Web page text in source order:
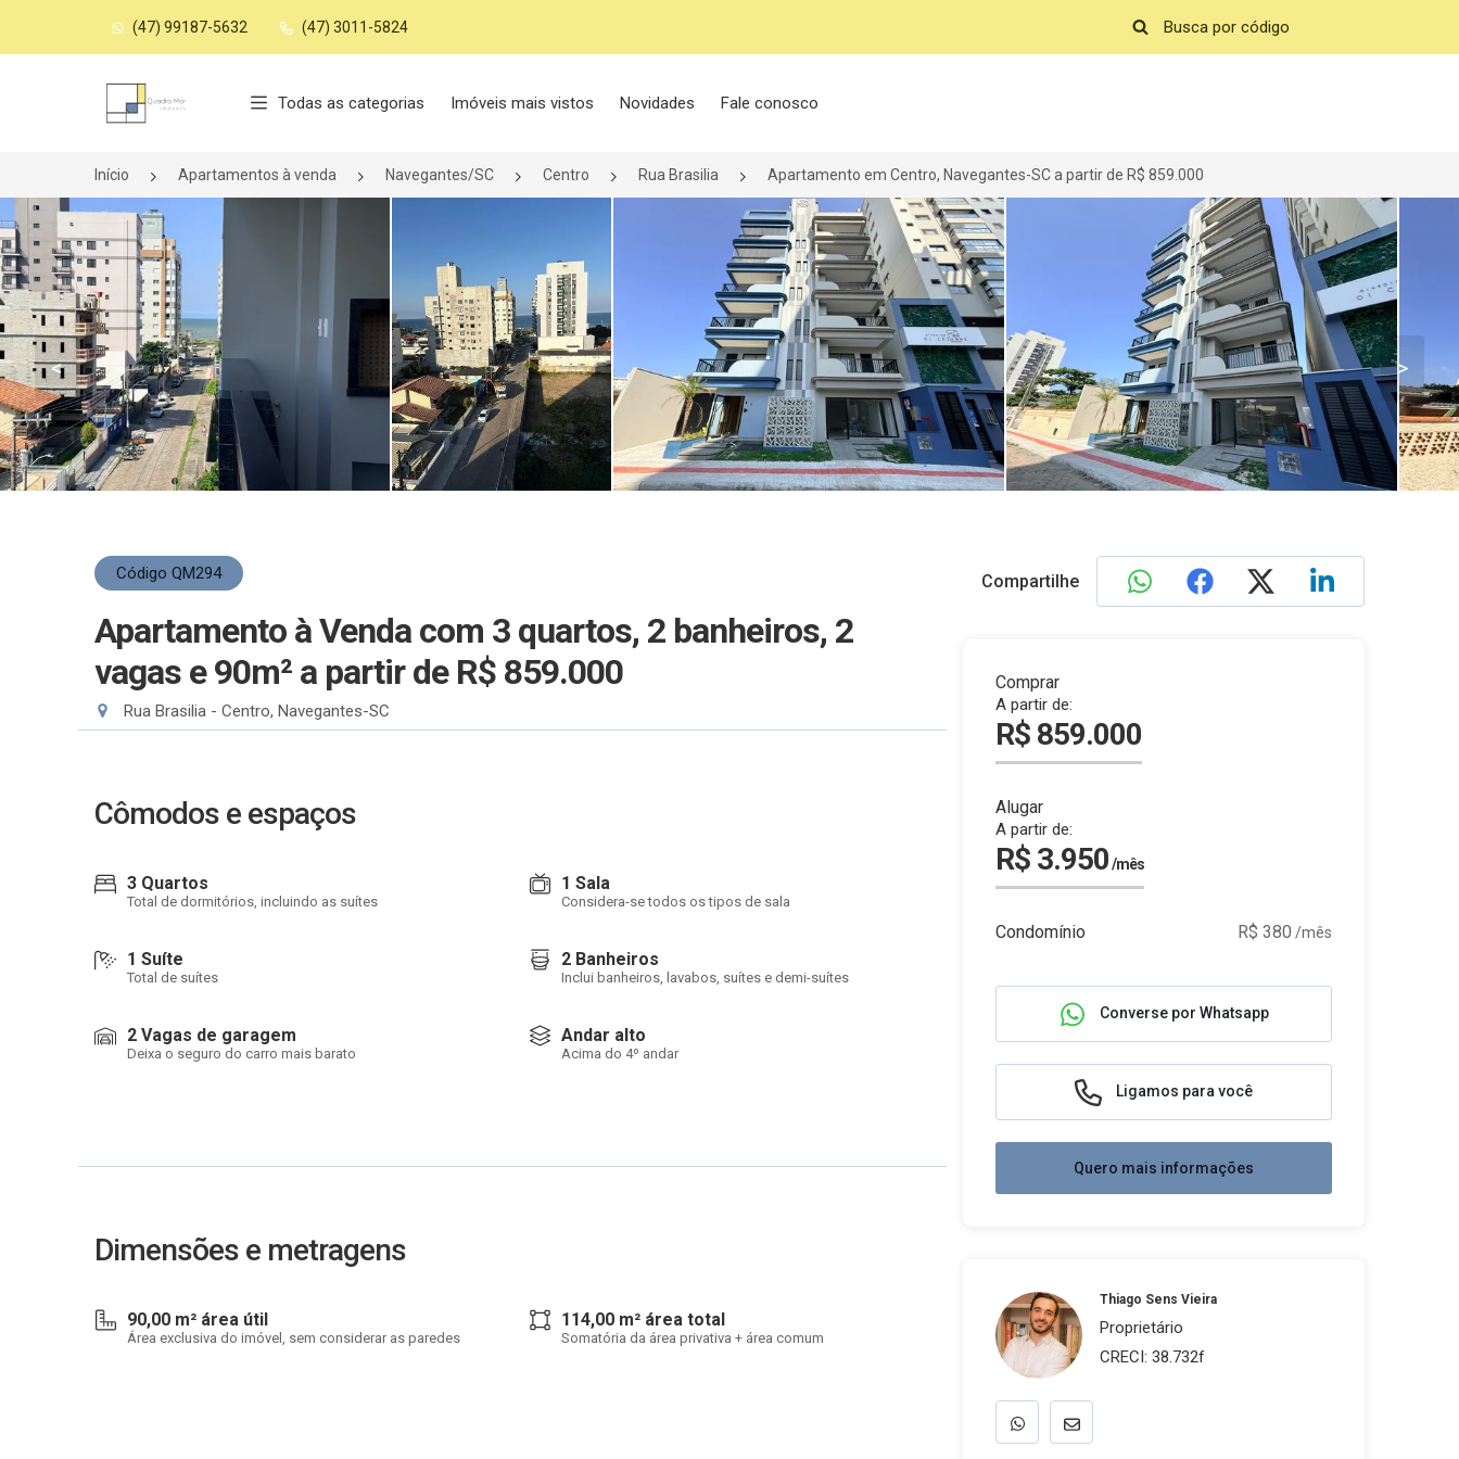
(47) 99187-5632 (47) 3011-5824
Página inicial
Todas as categorias Imóveis mais vistos Novidades Fale conosco
Início Apartamentos à venda Navegantes/SC Centro Rua Brasilia Apartamento em Centro, Navegantes-SC a partir de R$ 859.000
< >
Código QM294
Apartamento à Venda com 3 quartos, 2 banheiros, 2
vagas e 90m² a partir de R$ 859.000
Rua Brasilia - Centro, Navegantes-SC
Cômodos e espaços
3 Quartos
Total de dormitórios, incluindo as suítes
1 Sala
Considera-se todos os tipos de sala
1 Suíte
Total de suítes
2 Banheiros
Inclui banheiros, lavabos, suítes e demi-suítes
2 Vagas de garagem
Deixa o seguro do carro mais barato
Andar alto
Acima do 4º andar
Dimensões e metragens
90,00 m² área útil
Área exclusiva do imóvel, sem considerar as paredes
114,00 m² área total
Somatória da área privativa + área comum
Compartilhe
Comprar
A partir de:
R$ 859.000
Alugar
A partir de:
R$ 3.950/mês
Condomínio R$ 380 /mês
Converse por Whatsapp
Ligamos para você
Quero mais informações
Thiago Sens Vieira
Proprietário
CRECI: 38.732f